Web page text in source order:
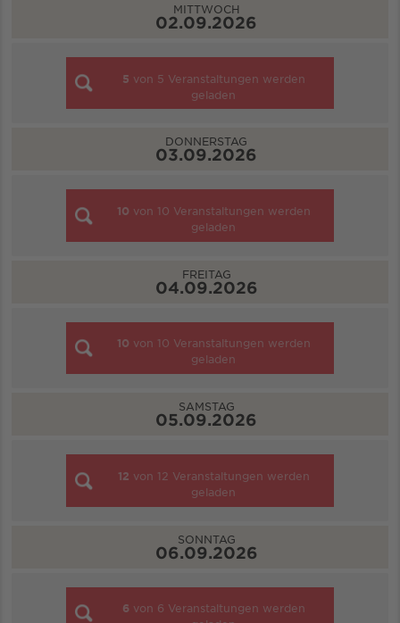
MITTWOCH
02.09.2026
5 von 5 Veranstaltungen werden
geladen
DONNERSTAG
03.09.2026
10 von 10 Veranstaltungen werden
geladen
FREITAG
04.09.2026
10 von 10 Veranstaltungen werden
geladen
SAMSTAG
05.09.2026
12 von 12 Veranstaltungen werden
geladen
SONNTAG
06.09.2026
6 von 6 Veranstaltungen werden